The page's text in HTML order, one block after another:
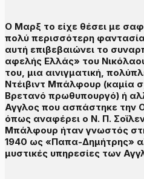
Ο Μαρξ το είχε θέσει με
πολύ περισσότερη
αυτή επιβεβαιώνει το
αφελής Ελλάς» του
του, μια αινιγματική,
Ντέιβιντ Μπάλφουρ (καμία
Βρετανό πρωθυπουργό) ή
Αγγλος που ασπάστηκε την
όπως αναφέρει ο Ν. Π.
Μπάλφουρ ήταν γνωστός
1940 ως «Παπα-Δημήτρης»
μυστικές υπηρεσίες των